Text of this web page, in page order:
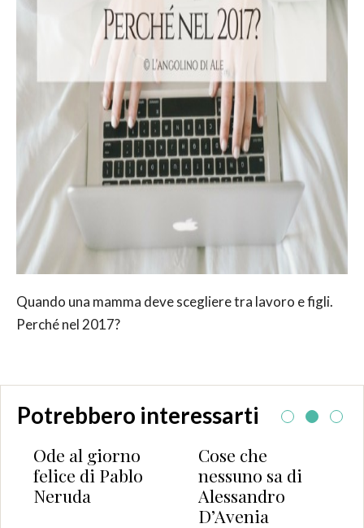
Quando una mamma deve scegliere tra lavoro e figli.
Perché nel 2017?
Potrebbero interessarti
Ode al giorno
felice di Pablo
Neruda
Cose che
nessuno sa di
Alessandro
D’Avenia